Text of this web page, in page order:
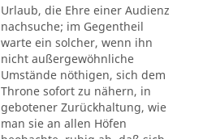
Urlaub, die Ehre einer Audienz
nachsuche; im Gegentheil
warte ein solcher, wenn ihn
nicht außergewöhnliche
Umstände nöthigen, sich dem
Throne sofort zu nähern, in
gebotener Zurückhaltung, wie
man sie an allen Höfen